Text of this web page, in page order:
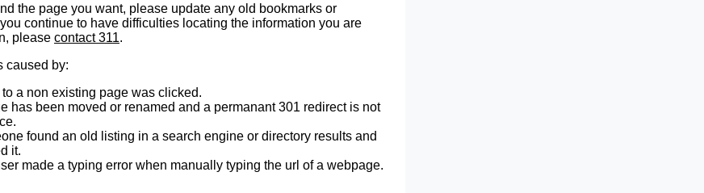
the page you want, please update any old bookmarks or
continue to have difficulties locating the information you are
please contact 311.
caused by:
a non existing page was clicked.
has been moved or renamed and a permanant 301 redirect is not
found an old listing in a search engine or directory results and
it.
made a typing error when manually typing the url of a webpage.